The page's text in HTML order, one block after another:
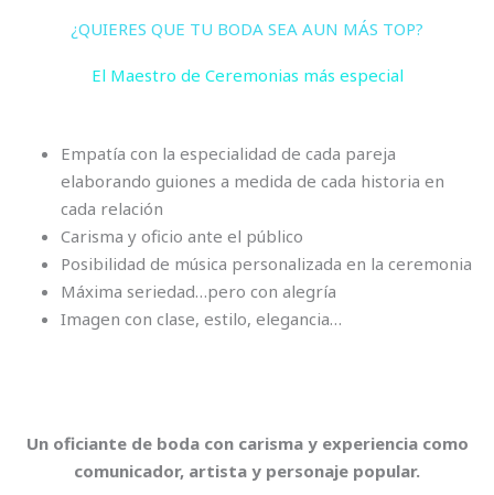
¿QUIERES QUE TU BODA SEA AUN MÁS TOP?
El Maestro de Ceremonias más especial
Empatía con la especialidad de cada pareja
elaborando guiones a medida de cada historia en
cada relación
Carisma y oficio ante el público
Posibilidad de música personalizada en la ceremonia
Máxima seriedad…pero con alegría
Imagen con clase, estilo, elegancia…
Un oficiante de boda con carisma y experiencia como
comunicador, artista y personaje popular.